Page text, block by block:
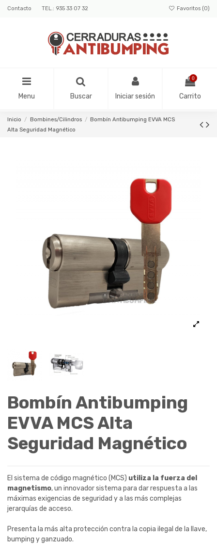
Contacto TEL.: 935 33 07 32 Favoritos (0)
Menu Buscar Iniciar sesión
0
Carrito
Inicio Bombines/Cilindros
Bombín Antibumping EVVA MCS
Alta Seguridad Magnético
Bombín Antibumping
EVVA MCS Alta
Seguridad Magnético
El sistema de código magnético (MCS) utiliza la fuerza del
magnetismo, un innovador sistema para dar respuesta a las
máximas exigencias de seguridad y a las más complejas
jerarquías de acceso.
Presenta la más alta protección contra la copia ilegal de la llave,
bumping y ganzuado.